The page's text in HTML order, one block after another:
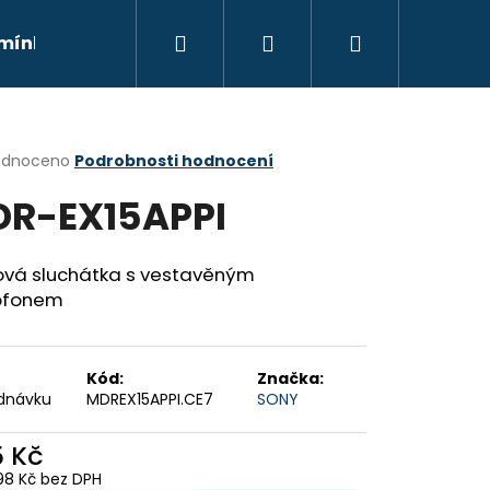
Moje objednávka Kontakty
Přihlášení
Podrobnosti hodnocení
EX15APPI
sluchátka s vestavěným
Kód:
MDREX15APPI.CE7
Značka:
SONY
Kč
Kč bez DPH
Následující